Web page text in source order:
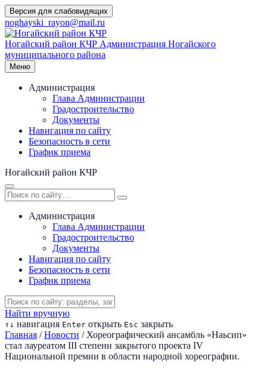
Перейти
к
содержимому
Версия для слабовидящих
noghayski_rayon@mail.ru
Ногайский район КЧР Администрация Ногайского
муниципального района
Меню
Администрация
Глава Администрации
Градостроительство
Документы
Навигация по сайту
Безопасность в сети
График приема
Ногайский район КЧР
Администрация
Глава Администрации
Градостроительство
Документы
Навигация по сайту
Безопасность в сети
График приема
Найти вручную
↑ ↓ навигация Enter открыть Esc закрыть
Главная / Новости / Хореографический ансамбль «Наьсип»
стал лауреатом III степени закрытого проекта IV
Национальной премии в области народной хореографии.